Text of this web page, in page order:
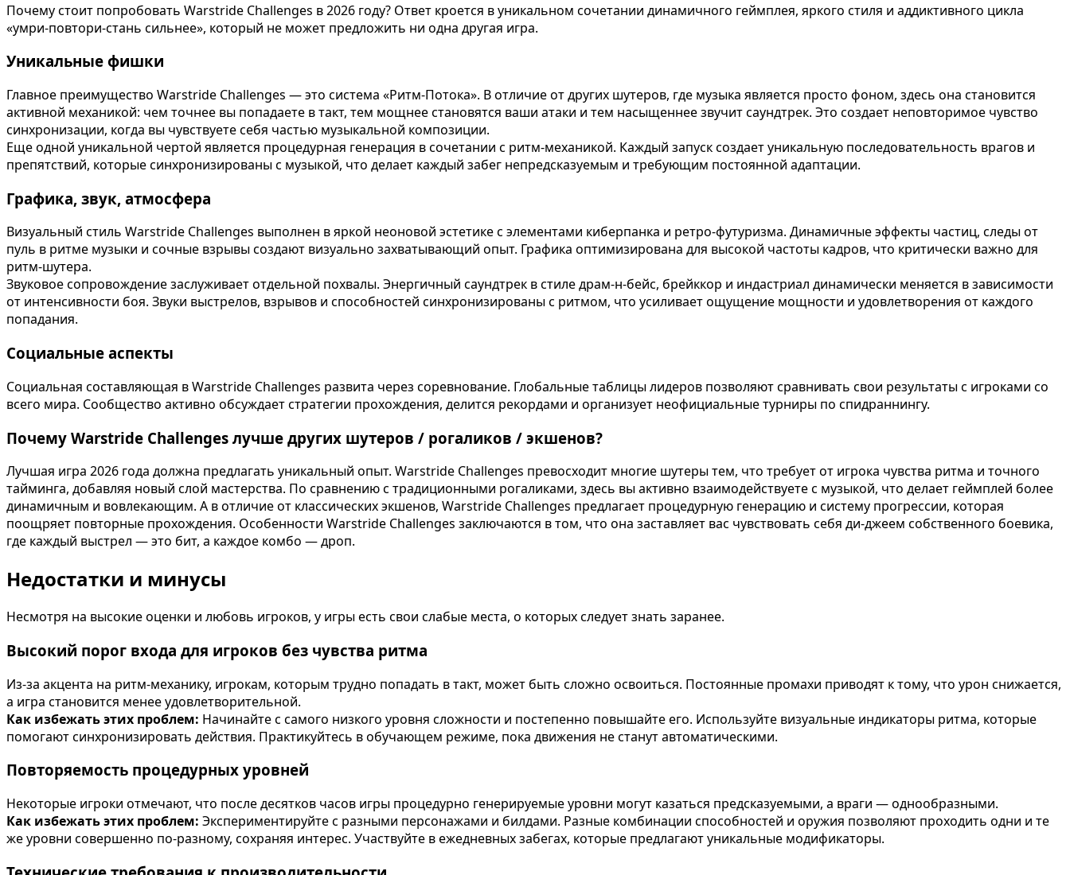
Почему стоит попробовать Warstride Challenges в 2026 году? Ответ кроется в уникальном сочетании динамичного геймплея, яркого стиля и аддиктивного цикла
«умри-повтори-стань сильнее», который не может предложить ни одна другая игра.
Уникальные фишки
Главное преимущество Warstride Challenges — это система «Ритм-Потока». В отличие от других шутеров, где музыка является просто фоном, здесь она становится
активной механикой: чем точнее вы попадаете в такт, тем мощнее становятся ваши атаки и тем насыщеннее звучит саундтрек. Это создает неповторимое чувство
синхронизации, когда вы чувствуете себя частью музыкальной композиции.
Еще одной уникальной чертой является процедурная генерация в сочетании с ритм-механикой. Каждый запуск создает уникальную последовательность врагов и
препятствий, которые синхронизированы с музыкой, что делает каждый забег непредсказуемым и требующим постоянной адаптации.
Графика, звук, атмосфера
Визуальный стиль Warstride Challenges выполнен в яркой неоновой эстетике с элементами киберпанка и ретро-футуризма. Динамичные эффекты частиц, следы от
пуль в ритме музыки и сочные взрывы создают визуально захватывающий опыт. Графика оптимизирована для высокой частоты кадров, что критически важно для
ритм-шутера.
Звуковое сопровождение заслуживает отдельной похвалы. Энергичный саундтрек в стиле драм-н-бейс, брейккор и индастриал динамически меняется в зависимости
от интенсивности боя. Звуки выстрелов, взрывов и способностей синхронизированы с ритмом, что усиливает ощущение мощности и удовлетворения от каждого
попадания.
Социальные аспекты
Социальная составляющая в Warstride Challenges развита через соревнование. Глобальные таблицы лидеров позволяют сравнивать свои результаты с игроками со
всего мира. Сообщество активно обсуждает стратегии прохождения, делится рекордами и организует неофициальные турниры по спидраннингу.
Почему Warstride Challenges лучше других шутеров / рогаликов / экшенов?
Лучшая игра 2026 года должна предлагать уникальный опыт. Warstride Challenges превосходит многие шутеры тем, что требует от игрока чувства ритма и точного
тайминга, добавляя новый слой мастерства. По сравнению с традиционными рогаликами, здесь вы активно взаимодействуете с музыкой, что делает геймплей более
динамичным и вовлекающим. А в отличие от классических экшенов, Warstride Challenges предлагает процедурную генерацию и систему прогрессии, которая
поощряет повторные прохождения. Особенности Warstride Challenges заключаются в том, что она заставляет вас чувствовать себя ди-джеем собственного боевика,
где каждый выстрел — это бит, а каждое комбо — дроп.
Недостатки и минусы
Несмотря на высокие оценки и любовь игроков, у игры есть свои слабые места, о которых следует знать заранее.
Высокий порог входа для игроков без чувства ритма
Из-за акцента на ритм-механику, игрокам, которым трудно попадать в такт, может быть сложно освоиться. Постоянные промахи приводят к тому, что урон снижается,
а игра становится менее удовлетворительной.
Как избежать этих проблем: Начинайте с самого низкого уровня сложности и постепенно повышайте его. Используйте визуальные индикаторы ритма, которые
помогают синхронизировать действия. Практикуйтесь в обучающем режиме, пока движения не станут автоматическими.
Повторяемость процедурных уровней
Некоторые игроки отмечают, что после десятков часов игры процедурно генерируемые уровни могут казаться предсказуемыми, а враги — однообразными.
Как избежать этих проблем: Экспериментируйте с разными персонажами и билдами. Разные комбинации способностей и оружия позволяют проходить одни и те
же уровни совершенно по-разному, сохраняя интерес. Участвуйте в ежедневных забегах, которые предлагают уникальные модификаторы.